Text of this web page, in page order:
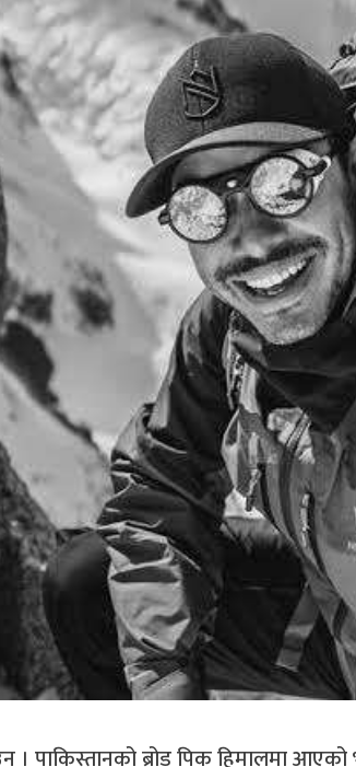
पाकिस्तानको ब्रोड पिक हिमालमा आएको